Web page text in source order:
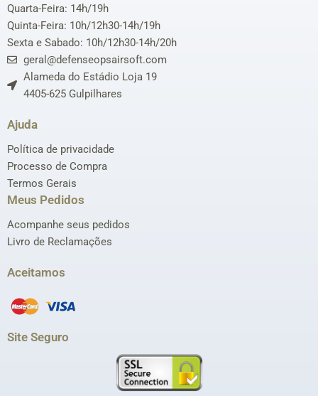
Quarta-Feira: 14h/19h
Quinta-Feira: 10h/12h30-14h/19h
Sexta e Sabado: 10h/12h30-14h/20h
geral@defenseopsairsoft.com
Alameda do Estádio Loja 19
4405-625 Gulpilhares
Ajuda
Política de privacidade
Processo de Compra
Termos Gerais
Meus Pedidos
Acompanhe seus pedidos
Livro de Reclamações
Aceitamos
Site Seguro